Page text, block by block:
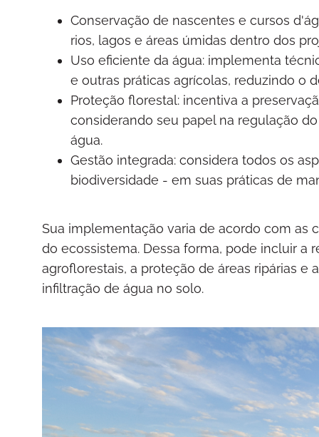
Conservação de nascentes e cursos
rios, lagos e áreas úmidas dentro dos
Uso eficiente da água: implementa
e outras práticas agrícolas, reduzindo o
Proteção florestal: incentiva a
considerando seu papel na regulação
água.
Gestão integrada: considera todos os
biodiversidade - em suas práticas de
Sua implementação varia de acordo com as
do ecossistema. Dessa forma, pode incluir a
agroflorestais, a proteção de áreas ripárias
infiltração de água no solo.